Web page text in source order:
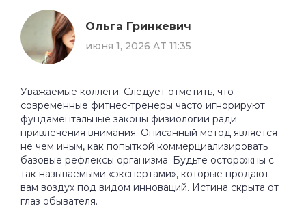
Ольга Гринкевич
июня 1, 2026 AT 11:35
Уважаемые коллеги. Следует отметить, что
современные фитнес-тренеры часто игнорируют
фундаментальные законы физиологии ради
привлечения внимания. Описанный метод является
не чем иным, как попыткой коммерциализировать
базовые рефлексы организма. Будьте осторожны с
так называемыми «экспертами», которые продают
вам воздух под видом инноваций. Истина скрыта от
глаз обывателя.